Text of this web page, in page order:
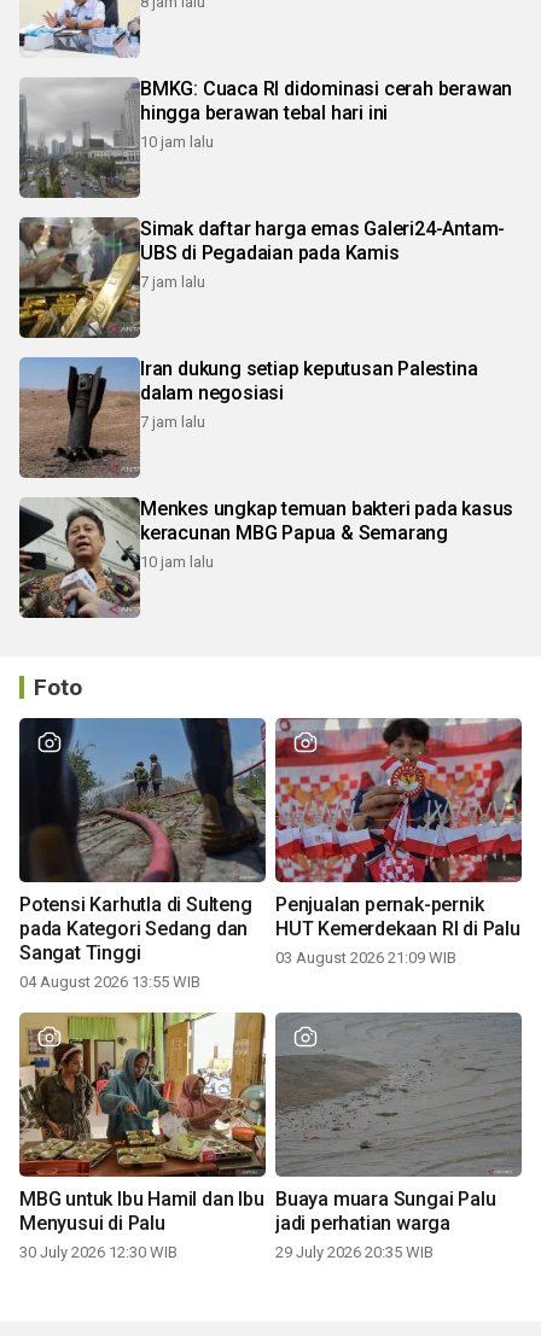
BMKG: Cuaca RI didominasi cerah berawan
hingga berawan tebal hari ini
10 jam lalu
Simak daftar harga emas Galeri24-Antam-
UBS di Pegadaian pada Kamis
7 jam lalu
Iran dukung setiap keputusan Palestina
dalam negosiasi
7 jam lalu
Menkes ungkap temuan bakteri pada kasus
keracunan MBG Papua & Semarang
10 jam lalu
Foto
Potensi Karhutla di Sulteng
pada Kategori Sedang dan
Sangat Tinggi
04 August 2026 13:55 WIB
Penjualan pernak-pernik
HUT Kemerdekaan RI di Palu
03 August 2026 21:09 WIB
MBG untuk Ibu Hamil dan Ibu
Menyusui di Palu
30 July 2026 12:30 WIB
Buaya muara Sungai Palu
jadi perhatian warga
29 July 2026 20:35 WIB